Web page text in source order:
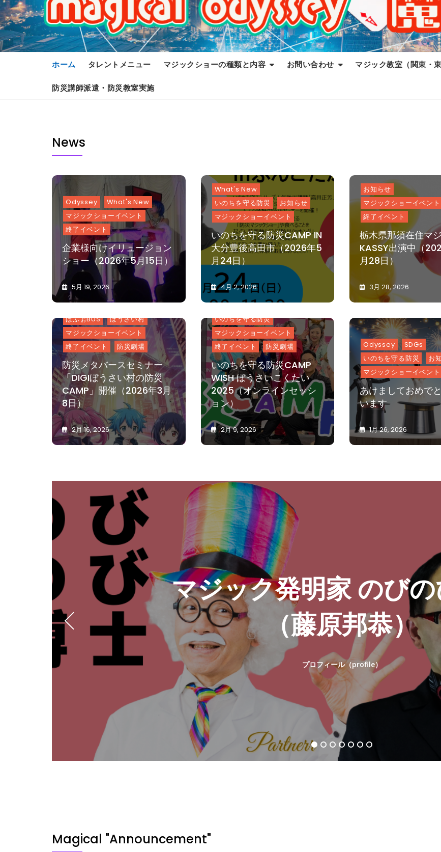
ホーム タレントメニュー マジックショーの種類と内容 お問い合わせ マジック教室（関東・
防災講師派遣・防災教室実施
News
Odyssey
What's New
マジックショーイベント
終了イベント
企業様向けイリュージョン
ショー（2026年5月15日）
5月 19, 2026
S
S
Y
What's New
いのちを守る防災
お知らせ
マジックショーイベント
いのちを守る防災CAMP IN
大分豊後高田市（2026年5
月24日）
4月 2, 2026
S
S
Y
お知らせ
マジックショーイベント
終了イベント
栃木県那須在住マ
KASSY出演中（
月28日）
3月 28, 2026
S
S
Y
What's New
いのちを守る防災
お知らせ
ぱふぉBUS
ぼうさい村
マジックショーイベント
終了イベント
防災劇場
防災メタバースセミナー
「DIGIぼうさい村の防災
CAMP」開催（2026年3月
8日）
2月 16, 2026
K
Y
0
MOVIE
Odyssey
いのちを守る防災
マジックショーイベント
終了イベント
防災劇場
いのちを守る防災CAMP
WISH ぼうさいこくたい
2025（オンラインセッシ
ョン）
2月 9, 2026
Y
Odyssey
SDGs
いのちを守る防災
お
マジックショーイベント
あけましておめで
います
1月 26, 2026
K
Y
0
マジック教
プロフィー
1 2 3 4 5 6 7
Magical "Announcement"